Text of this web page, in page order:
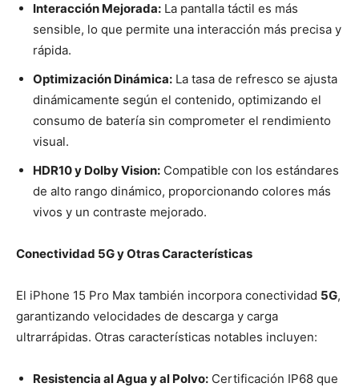
Interacción Mejorada: La pantalla táctil es más
sensible, lo que permite una interacción más precisa y
rápida.
Optimización Dinámica: La tasa de refresco se ajusta
dinámicamente según el contenido, optimizando el
consumo de batería sin comprometer el rendimiento
visual.
HDR10 y Dolby Vision: Compatible con los estándares
de alto rango dinámico, proporcionando colores más
vivos y un contraste mejorado.
Conectividad 5G y Otras Características
El iPhone 15 Pro Max también incorpora conectividad 5G,
garantizando velocidades de descarga y carga
ultrarrápidas. Otras características notables incluyen:
Resistencia al Agua y al Polvo: Certificación IP68 que